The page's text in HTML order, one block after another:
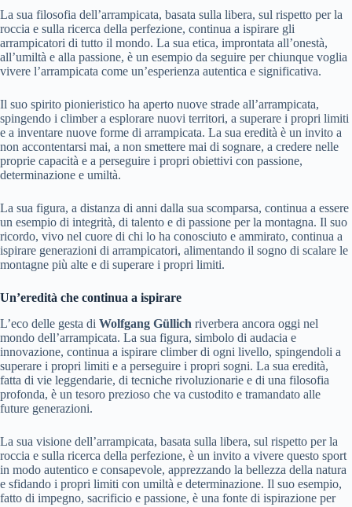
La sua filosofia dell’arrampicata, basata sulla libera, sul rispetto per la
roccia e sulla ricerca della perfezione, continua a ispirare gli
arrampicatori di tutto il mondo. La sua etica, improntata all’onestà,
all’umiltà e alla passione, è un esempio da seguire per chiunque voglia
vivere l’arrampicata come un’esperienza autentica e significativa.
Il suo spirito pionieristico ha aperto nuove strade all’arrampicata,
spingendo i climber a esplorare nuovi territori, a superare i propri limiti
e a inventare nuove forme di arrampicata. La sua eredità è un invito a
non accontentarsi mai, a non smettere mai di sognare, a credere nelle
proprie capacità e a perseguire i propri obiettivi con passione,
determinazione e umiltà.
La sua figura, a distanza di anni dalla sua scomparsa, continua a essere
un esempio di integrità, di talento e di passione per la montagna. Il suo
ricordo, vivo nel cuore di chi lo ha conosciuto e ammirato, continua a
ispirare generazioni di arrampicatori, alimentando il sogno di scalare le
montagne più alte e di superare i propri limiti.
Un’eredità che continua a ispirare
L’eco delle gesta di Wolfgang Güllich riverbera ancora oggi nel
mondo dell’arrampicata. La sua figura, simbolo di audacia e
innovazione, continua a ispirare climber di ogni livello, spingendoli a
superare i propri limiti e a perseguire i propri sogni. La sua eredità,
fatta di vie leggendarie, di tecniche rivoluzionarie e di una filosofia
profonda, è un tesoro prezioso che va custodito e tramandato alle
future generazioni.
La sua visione dell’arrampicata, basata sulla libera, sul rispetto per la
roccia e sulla ricerca della perfezione, è un invito a vivere questo sport
in modo autentico e consapevole, apprezzando la bellezza della natura
e sfidando i propri limiti con umiltà e determinazione. Il suo esempio,
fatto di impegno, sacrificio e passione, è una fonte di ispirazione per